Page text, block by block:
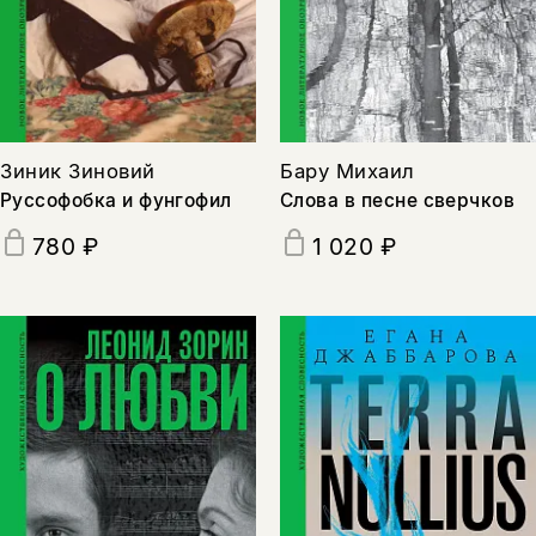
Зиник Зиновий
Руссофобка и фунгофил
780 ₽
Бару Михаил
Слова в песне сверчков
1 020 ₽